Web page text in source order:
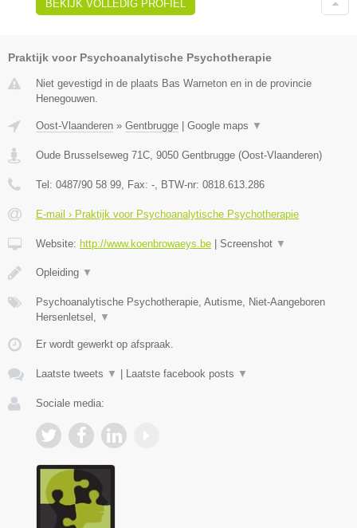
BEKIJK VOLLEDIG PROFIEL
Praktijk voor Psychoanalytische Psychotherapie
Niet gevestigd in de plaats Bas Warneton en in de provincie
Henegouwen.
Oost-Vlaanderen » Gentbrugge Google maps ▼
Oude Brusselseweg 71C, 9050 Gentbrugge (Oost-Vlaanderen)
Tel: 0487/90 58 99, Fax: -, BTW-nr: 0818.613.286
E-mail › Praktijk voor Psychoanalytische Psychotherapie
Website: http://www.koenbrowaeys.be Screenshot ▼
Opleiding ▼
Psychoanalytische Psychotherapie, Autisme, Niet-Aangeboren
Hersenletsel, ▼
Er wordt gewerkt op afspraak.
Laatste tweets ▼ Laatste facebook posts ▼
Sociale media: